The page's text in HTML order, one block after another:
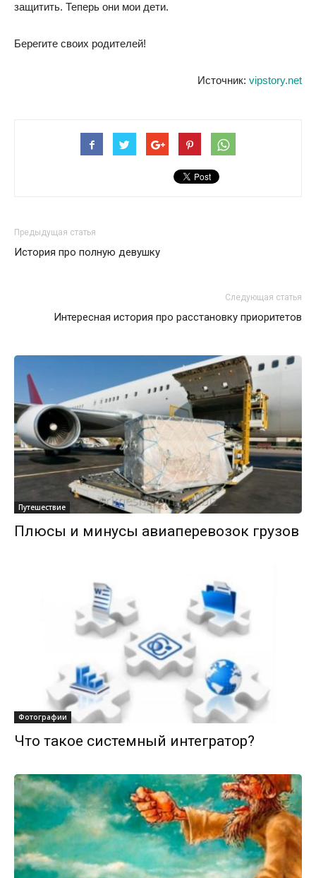
защитить. Теперь они мои дети.
Берегите своих родителей!
Источник: vipstory.net
Предыдущая статья
История про полную девушку
Следующая статья
Интересная история про расстановку приоритетов
Путешествие
Плюсы и минусы авиаперевозок грузов
Фотографии
Что такое системный интегратор?